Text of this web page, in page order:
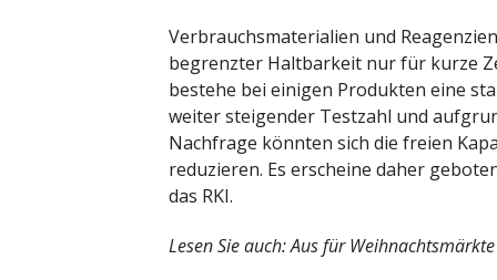
Verbrauchsmaterialien und
begrenzter Haltbarkeit nur für kurze
bestehe bei einigen Produkten eine
weiter steigender Testzahl und
Nachfrage könnten sich die freien
reduzieren. Es erscheine daher
das RKI.
Lesen Sie auch: Aus für